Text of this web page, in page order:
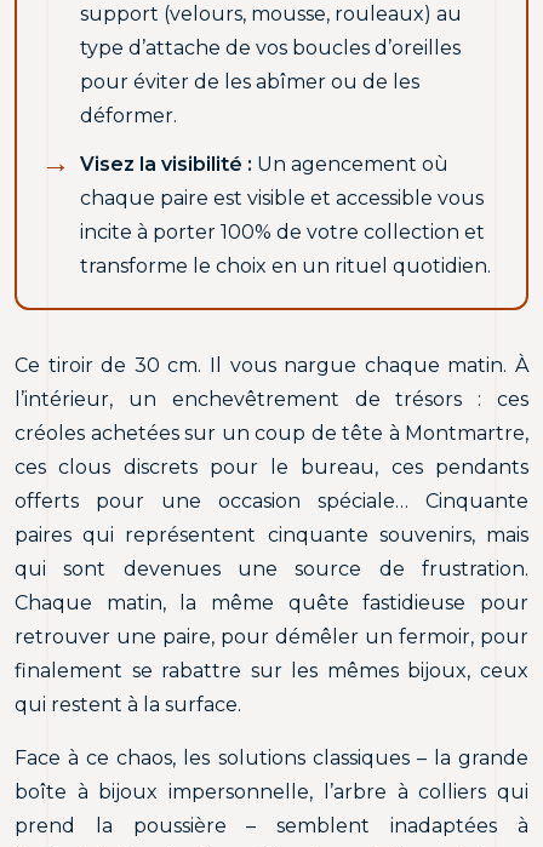
support (velours, mousse, rouleaux) au
type d’attache de vos boucles d’oreilles
pour éviter de les abîmer ou de les
déformer.
Visez la visibilité : Un agencement où
chaque paire est visible et accessible vous
incite à porter 100% de votre collection et
transforme le choix en un rituel quotidien.
Ce tiroir de 30 cm. Il vous nargue chaque matin. À
l’intérieur, un enchevêtrement de trésors : ces
créoles achetées sur un coup de tête à Montmartre,
ces clous discrets pour le bureau, ces pendants
offerts pour une occasion spéciale… Cinquante
paires qui représentent cinquante souvenirs, mais
qui sont devenues une source de frustration.
Chaque matin, la même quête fastidieuse pour
retrouver une paire, pour démêler un fermoir, pour
finalement se rabattre sur les mêmes bijoux, ceux
qui restent à la surface.
Face à ce chaos, les solutions classiques – la grande
boîte à bijoux impersonnelle, l’arbre à colliers qui
prend la poussière – semblent inadaptées à